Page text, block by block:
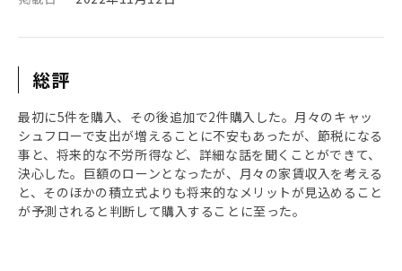
総評
最初に5件を購入、その後追加で2件購入した。月々のキャッ
シュフローで支出が増えることに不安もあったが、節税になる
事と、将来的な不労所得など、詳細な話を聞くことができて、
決心した。巨額のローンとなったが、月々の家賃収入を考える
と、そのほかの積立式よりも将来的なメリットが見込めること
が予測されると判断して購入することに至った。